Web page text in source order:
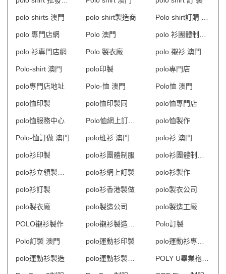
polo shirts 澳門 polo shirt製造商
polo 專門店網 Polo 澳門
polo 衫專門店網 Polo 製衣廠 polo 襯衫 澳門
Polo-shirt 澳門 polo印製 polo專門店
polo專門店地址 Polo-恤 澳門 Polo恤 澳門
polo恤印製 polo恤印製同 polo恤專門店
polo恤服務中心 Polo恤網上訂購 澳門 polo恤製作
Polo-恤訂做 澳門 polo班衫 澳門 polo衫 澳門
polo衫印製 polo衫團體制服
polo衫網上訂製 polo衫製作
polo衫訂製 polo衫香港製做 polo製衣公司
polo製衣廠 polo製造公司 polo製造工廠
POLO襯衫製作 polo襯衫製造商HK Polo訂製
Polo訂製 澳門 polo運動衫印製
polo運動衫製造 polo運動衫製造商香港